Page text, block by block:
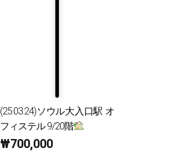
(25.03.24)ソウル大入口駅 オ
フィステル 9/20階
₩700,000